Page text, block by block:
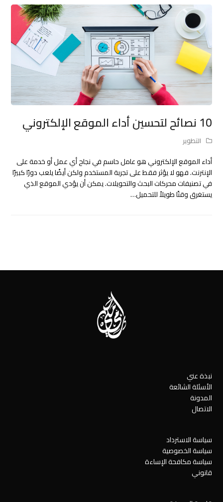
10 نصائح لتحسين أداء الموقع الإلكتروني
التطوير
أداء الموقع الإلكتروني هو عامل حاسم في نجاح أي عمل أو خدمة على
الإنترنت. فهو لا يؤثر فقط على تجربة المستخدم ولكن أيضًا يلعب دورًا كبيرًا
في تصنيفات محركات البحث والتحويلات. يمكن أن يؤدي الموقع الذي
يستغرق وقتًا طويلاً للتحميل…
نبذة عني
الأسئلة الشائعة
المدونة
الاتصال
سياسة الاسترداد
سياسة الخصوصية
سياسة مكافحة الإساءة
قانوني